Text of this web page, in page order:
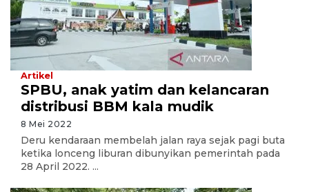
Artikel
SPBU, anak yatim dan kelancaran
distribusi BBM kala mudik
8 Mei 2022
Deru kendaraan membelah jalan raya sejak pagi buta
ketika lonceng liburan dibunyikan pemerintah pada
28 April 2022. ...